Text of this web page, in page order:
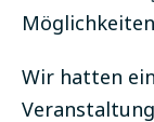
Wir hatten